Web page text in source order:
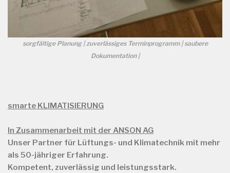
sorgfältige Planung | zuverlässiges Terminprogramm | saubere
Dokumentation |
smarte KLIMATISIERUNG
In Zusammenarbeit mit der ANSON AG
Unser Partner für Lüftungs- und Klimatechnik mit mehr
als 50-jähriger Erfahrung.
Kompetent, zuverlässig und leistungsstark.